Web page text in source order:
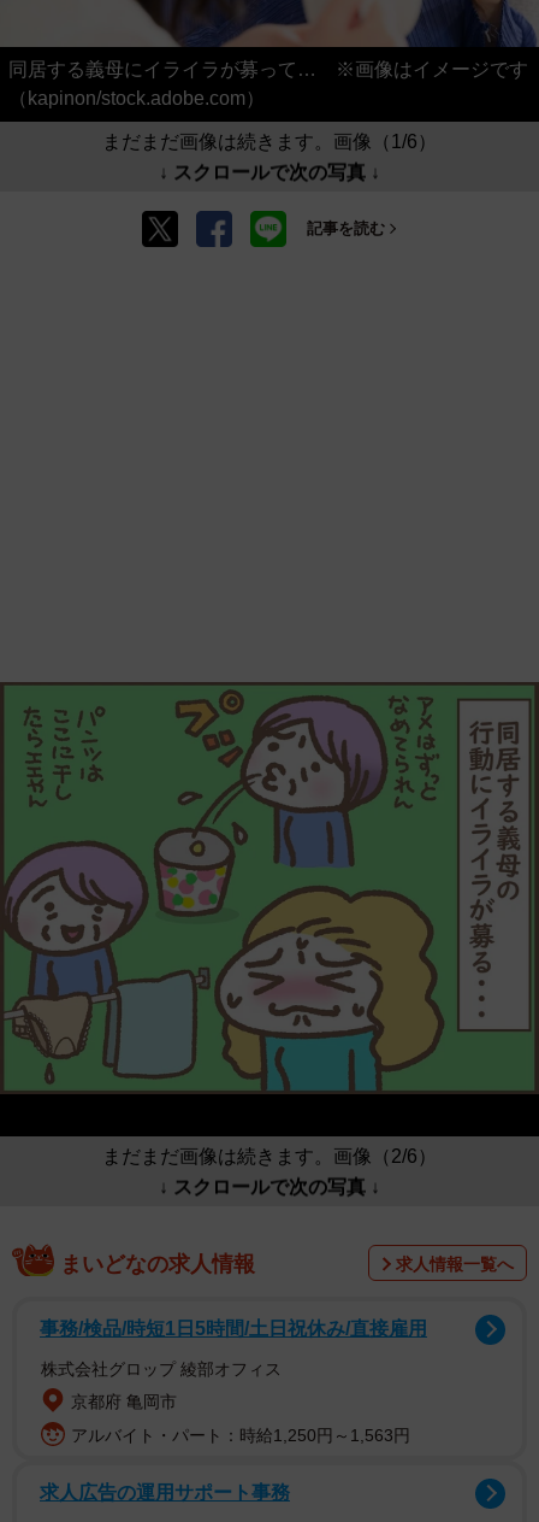
同居する義母にイライラが募って… ※画像はイメージです
（kapinon/stock.adobe.com）
まだまだ画像は続きます。画像（1/6）
↓ スクロールで次の写真 ↓
記事を読む
まだまだ画像は続きます。画像（2/6）
↓ スクロールで次の写真 ↓
まいどなの求人情報 求人情報一覧へ
事務/検品/時短1日5時間/土日祝休み/直接雇用
株式会社グロップ 綾部オフィス
京都府 亀岡市
アルバイト・パート：時給1,250円～1,563円
求人広告の運用サポート事務